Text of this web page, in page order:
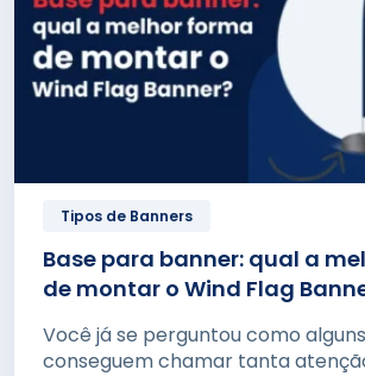
Tipos de Banners
Base para banner: qual a
de montar o Wind Flag
Você já se perguntou como
conseguem chamar tanta